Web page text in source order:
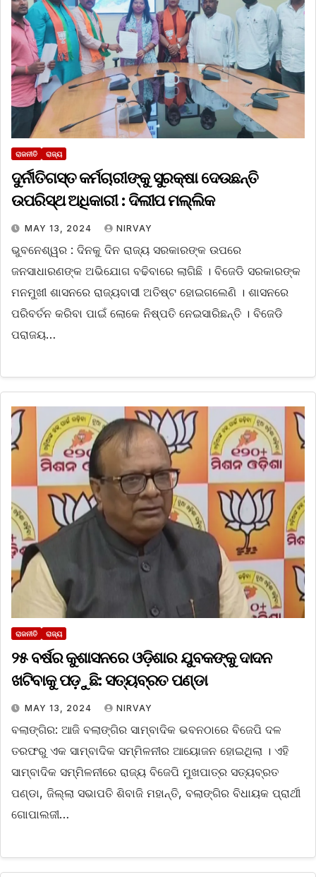
ରାଜନୀତି ରାଜ୍ୟ
ଦୁର୍ନୀତିଗସ୍ତ କର୍ମଚାରୀଙ୍କୁ ସୁରକ୍ଷା ଦେଉଛନ୍ତି
ଉପରିସ୍ଥ ଅଧିକାରୀ : ଦିଲୀପ ମଲ୍ଲିକ
MAY 13, 2024 NIRVAY
ଭୁବନେଶ୍ୱର : ଦିନକୁ ଦିନ ରାଜ୍ୟ ସରକାରଙ୍କ ଉପରେ
ଜନସାଧାରଣଙ୍କ ଅଭିଯୋଗ ବଢିବାରେ ଲାଗିଛି । ବିଜେଡି ସରକାରଙ୍କ
ମନମୁଖୀ ଶାସନରେ ରାଜ୍ୟବାସୀ ଅତିଷ୍ଟ ହୋଇଗଲେଣି । ଶାସନରେ
ପରିବର୍ତନ କରିବା ପାଇଁ ଲୋକେ ନିଷ୍ପତି ନେଇସାରିଛନ୍ତି । ବିଜେଡି
ପରାଜୟ…
ରାଜନୀତି ରାଜ୍ୟ
୨୫ ବର୍ଷର କୁଶାସନରେ ଓଡ଼ିଶାର ଯୁବକଙ୍କୁ ଦାଦନ
ଖଟିବାକୁ ପଡ଼ୁଛି: ସତ୍ୟବ୍ରତ ପଣ୍ଡା
MAY 13, 2024 NIRVAY
ବଲାଙ୍ଗିର: ଆଜି ବଲାଙ୍ଗିର ସାମ୍ବାଦିକ ଭବନଠାରେ ବିଜେପି ଦଳ
ତରଫରୁ ଏକ ସାମ୍ବାଦିକ ସମ୍ମିଳନୀର ଆୟୋଜନ ହୋଇଥିଲା । ଏହି
ସାମ୍ବାଦିକ ସମ୍ମିଳନୀରେ ରାଜ୍ୟ ବିଜେପି ମୁଖପାତ୍ର ସତ୍ୟବ୍ରତ
ପଣ୍ଡା, ଜିଲ୍ଲା ସଭାପତି ଶିବାଜି ମହାନ୍ତି, ବଲାଙ୍ଗିର ବିଧାୟକ ପ୍ରାର୍ଥୀ
ଗୋପାଲଜୀ…